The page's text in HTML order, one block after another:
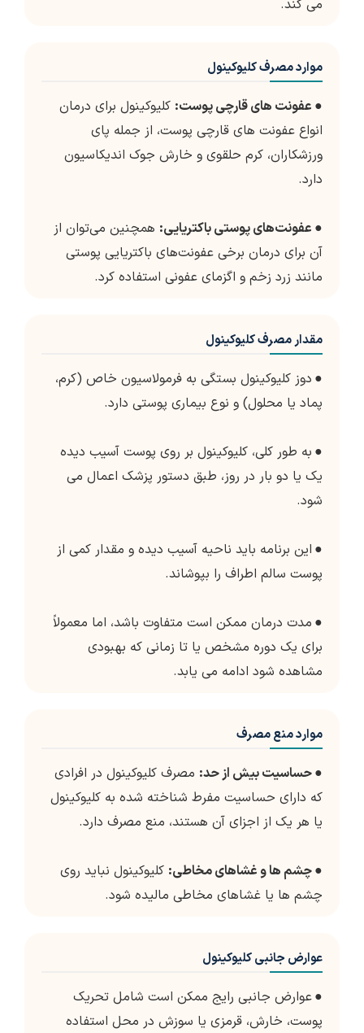
می کند.
موارد مصرف کلیوکینول
● عفونت های قارچی پوست: کلیوکینول برای درمان
انواع عفونت های قارچی پوست، از جمله پای
ورزشکاران، کرم حلقوی و خارش جوک اندیکاسیون
دارد.
● عفونت‌های پوستی باکتریایی: همچنین می‌توان از
آن برای درمان برخی عفونت‌های باکتریایی پوستی
مانند زرد زخم و اگزمای عفونی استفاده کرد.
مقدار مصرف کلیوکینول
● دوز کلیوکینول بستگی به فرمولاسیون خاص (کرم،
پماد یا محلول) و نوع بیماری پوستی دارد.
● به طور کلی، کلیوکینول بر روی پوست آسیب دیده
یک یا دو بار در روز، طبق دستور پزشک اعمال می
شود.
● این برنامه باید ناحیه آسیب دیده و مقدار کمی از
پوست سالم اطراف را بپوشاند.
● مدت درمان ممکن است متفاوت باشد، اما معمولاً
برای یک دوره مشخص یا تا زمانی که بهبودی
مشاهده شود ادامه می یابد.
موارد منع مصرف
●حساسیت بیش از حد: مصرف کلیوکینول در افرادی
که دارای حساسیت مفرط شناخته شده به کلیوکینول
یا هر یک از اجزای آن هستند، منع مصرف دارد.
●چشم ها و غشاهای مخاطی: کلیوکینول نباید روی
چشم ها یا غشاهای مخاطی مالیده شود.
عوارض جانبی کلیوکینول
●عوارض جانبی رایج ممکن است شامل تحریک
پوست، خارش، قرمزی یا سوزش در محل استفاده